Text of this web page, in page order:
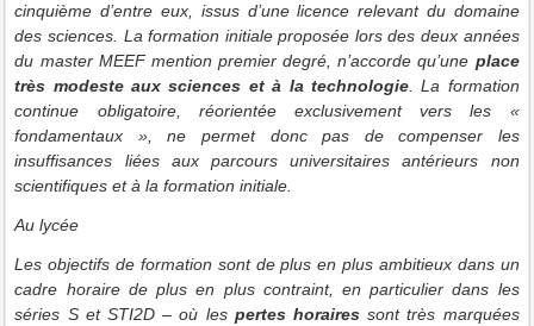
cinquième d’entre eux, issus d’une licence relevant du domaine
des sciences. La formation initiale proposée lors des deux années
du master MEEF mention premier degré, n’accorde qu’une place
très modeste aux sciences et à la technologie. La formation
continue obligatoire, réorientée exclusivement vers les «
fondamentaux », ne permet donc pas de compenser les
insuffisances liées aux parcours universitaires antérieurs non
scientifiques et à la formation initiale.
Au lycée
Les objectifs de formation sont de plus en plus ambitieux dans un
cadre horaire de plus en plus contraint, en particulier dans les
séries S et STI2D – où les pertes horairessont très marquées